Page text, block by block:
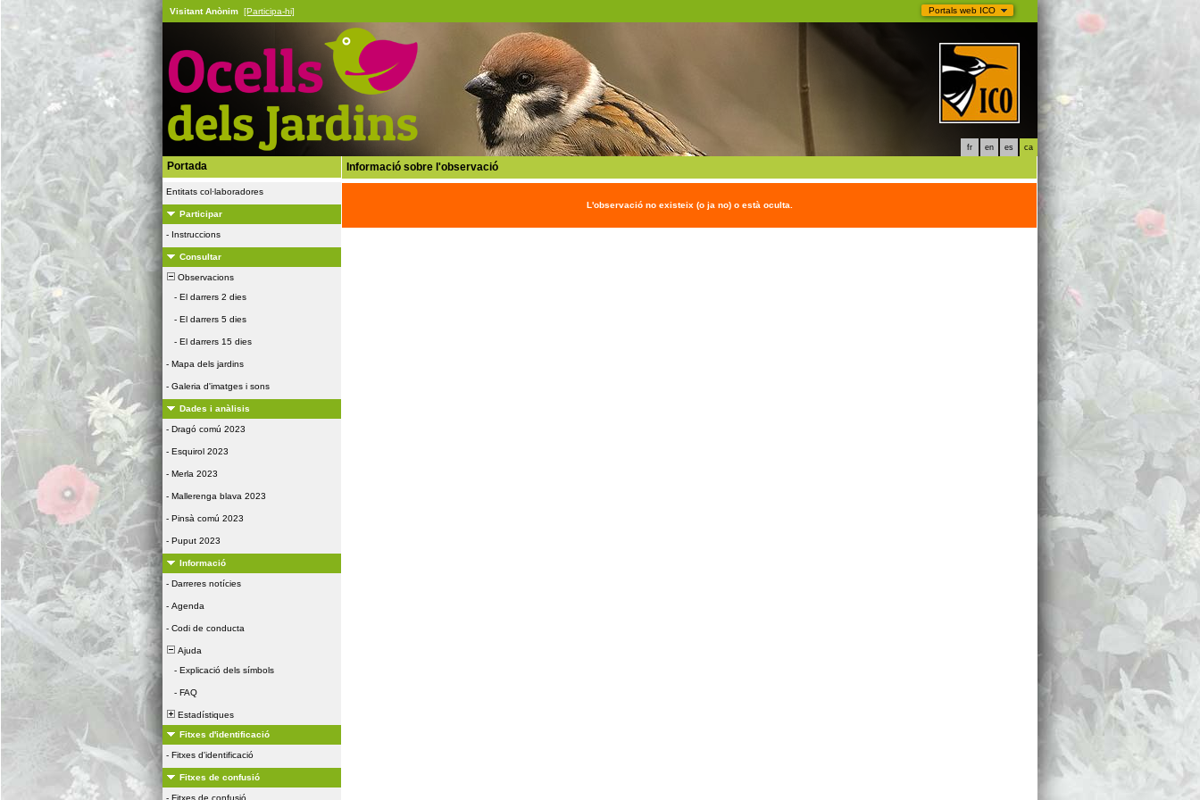
Portals web ICO
Visitant Anònim [Participa-hi]
fr en es ca
Portada
Entitats col·laboradores
Participar
- Instruccions
Consultar
Observacions
- El darrers 2 dies
- El darrers 5 dies
- El darrers 15 dies
- Mapa dels jardins
- Galeria d'imatges i sons
Dades i anàlisis
- Dragó comú 2023
- Esquirol 2023
- Merla 2023
- Mallerenga blava 2023
- Pinsà comú 2023
- Puput 2023
Informació
- Darreres notícies
- Agenda
- Codi de conducta
Ajuda
- Explicació dels símbols
- FAQ
Estadístiques
Fitxes d'identificació
- Fitxes d'identificació
Fitxes de confusió
- Fitxes de confusió
Informació sobre l'observació
L'observació no existeix (o ja no) o està oculta.